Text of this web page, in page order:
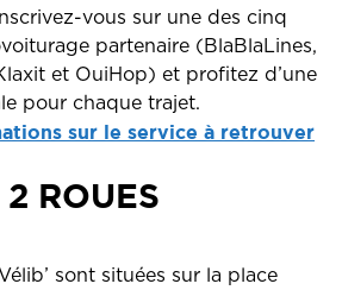
vous sur une des cinq
partenaire (BlaBlaLines,
et OuiHop) et profitez d’une
pour chaque trajet.
sur le service à retrouver
ROUES
sont situées sur la place